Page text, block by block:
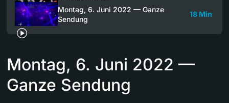
Montag, 6. Juni 2022 — Ganze
Sendung
18 Min
Montag, 6. Juni 2022 —
Ganze Sendung